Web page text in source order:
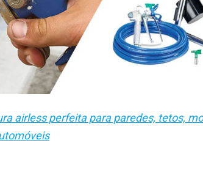
airless perfeita para paredes, tetos,